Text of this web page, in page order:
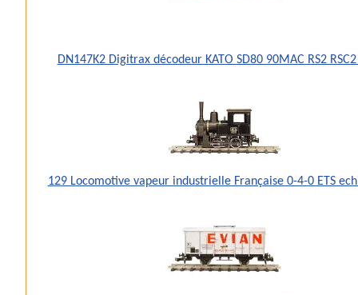
DN147K2 Digitrax décodeur KATO SD80 90MAC RS2 RSC2
129 Locomotive vapeur industrielle Française 0-4-0 ETS